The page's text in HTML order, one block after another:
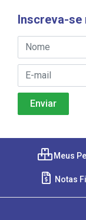
Inscreva-se
Meus
Notas